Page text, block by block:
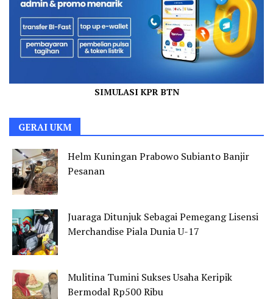
SIMULASI KPR BTN
GERAI UKM
Helm Kuningan Prabowo Subianto Banjir
Pesanan
Juaraga Ditunjuk Sebagai Pemegang Lisensi
Merchandise Piala Dunia U-17
Mulitina Tumini Sukses Usaha Keripik
Bermodal Rp500 Ribu